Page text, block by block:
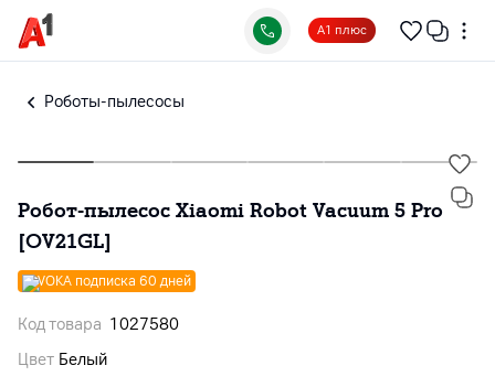
А1 плюс
Роботы-пылесосы
Робот-пылесос Xiaomi Robot Vacuum 5 Pro
[OV21GL]
VOKA подписка 60 дней
Код товара 1027580
Цвет Белый